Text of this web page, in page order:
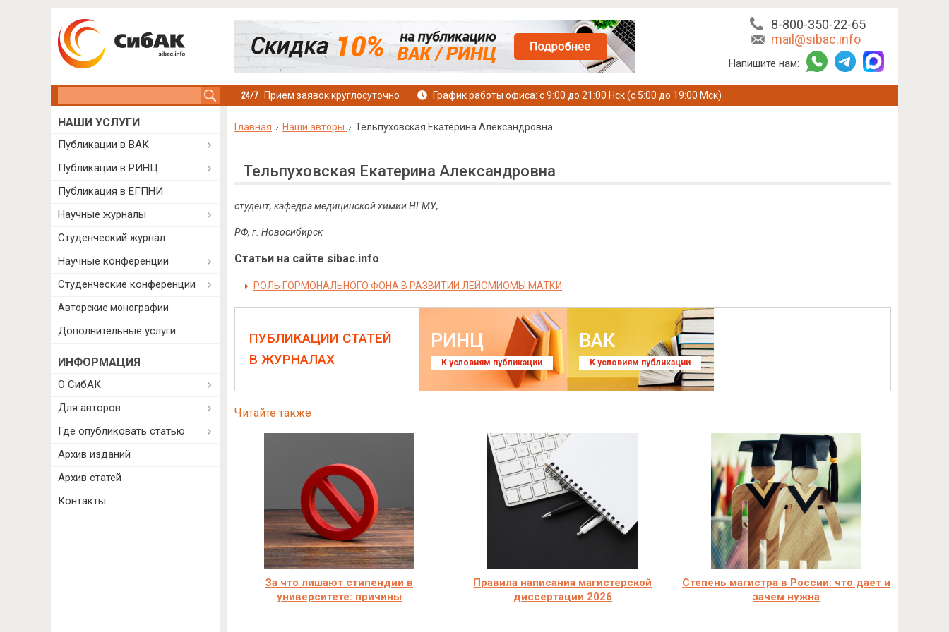
8-800-350-22-65
mail@sibac.info
Напишите нам:
Прием заявок круглосуточно График работы офиса: с 9:00 до 21:00 Нск (с 5:00 до 19:00 Мск)
Главная Наши авторы Тельпуховская Екатерина Александровна
Тельпуховская Екатерина Александровна
студент, кафедра медицинской химии НГМУ,
РФ, г. Новосибирск
Статьи на сайте sibac.info
РОЛЬ ГОРМОНАЛЬНОГО ФОНА В РАЗВИТИИ ЛЕЙОМИОМЫ МАТКИ
ПУБЛИКАЦИИ СТАТЕЙ
В ЖУРНАЛАХ
РИНЦ
К условиям публикации
ВАК
К условиям публикации
Читайте также
За что лишают стипендии в
университете: причины
Правила написания магистерской
диссертации 2026
Степень магистра в России: что дает и
зачем нужна
НАШИ УСЛУГИ
Публикации в ВАК
Публикации в РИНЦ
Публикация в ЕГПНИ
Научные журналы
Студенческий журнал
Научные конференции
Студенческие конференции
Авторские монографии
Дополнительные услуги
ИНФОРМАЦИЯ
О СибАК
Для авторов
Где опубликовать статью
Архив изданий
Архив статей
Контакты